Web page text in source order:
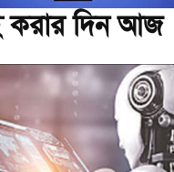
করার দিন আজ